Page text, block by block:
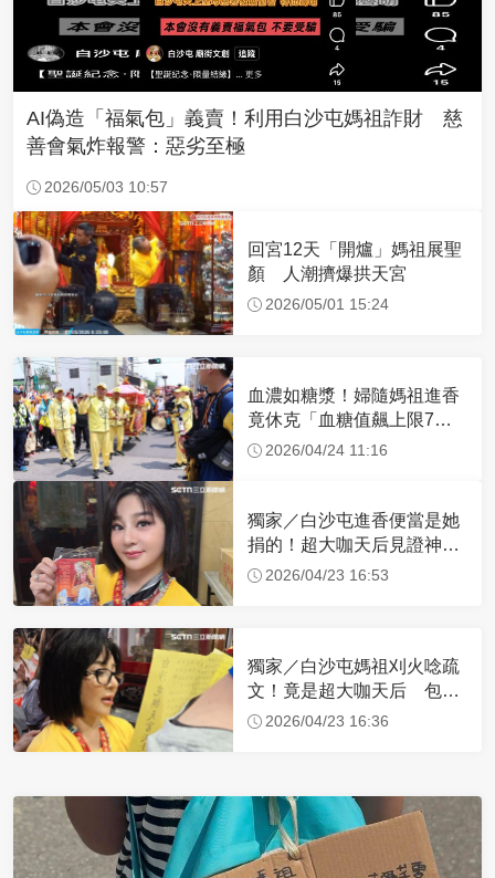
AI偽造「福氣包」義賣！利用白沙屯媽祖詐財 慈
善會氣炸報警：惡劣至極
2026/05/03 10:57
回宮12天「開爐」媽祖展聖
顏 人潮擠爆拱天宮
2026/05/01 15:24
血濃如糖漿！婦隨媽祖進香
竟休克「血糖值飆上限7
倍」 醫曝原因
2026/04/24 11:16
獨家／白沙屯進香便當是她
捐的！超大咖天后見證神
蹟 一靠近媽祖就爆哭
2026/04/23 16:53
獨家／白沙屯媽祖刈火唸疏
文！竟是超大咖天后 包尿
布忍尿5小時不喊累
2026/04/23 16:36